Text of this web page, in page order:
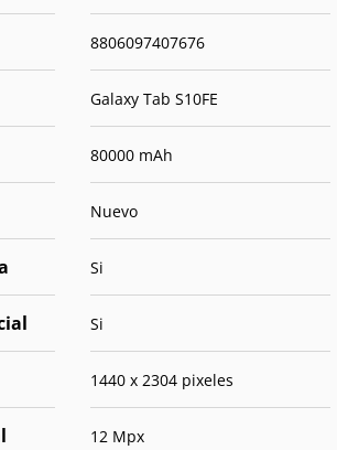
8806097407676
Galaxy Tab S10FE
80000 mAh
Nuevo
Si
Si
1440 x 2304 pixeles
12 Mpx